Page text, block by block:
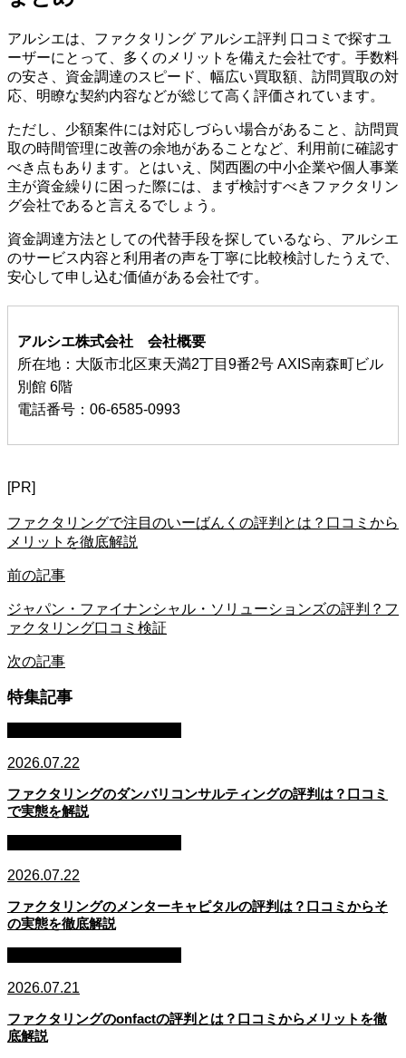
アルシエは、ファクタリング アルシエ評判 口コミで探すユ
ーザーにとって、多くのメリットを備えた会社です。手数料
の安さ、資金調達のスピード、幅広い買取額、訪問買取の対
応、明瞭な契約内容などが総じて高く評価されています。
ただし、少額案件には対応しづらい場合があること、訪問買
取の時間管理に改善の余地があることなど、利用前に確認す
べき点もあります。とはいえ、関西圏の中小企業や個人事業
主が資金繰りに困った際には、まず検討すべきファクタリン
グ会社であると言えるでしょう。
資金調達方法としての代替手段を探しているなら、アルシエ
のサービス内容と利用者の声を丁寧に比較検討したうえで、
安心して申し込む価値がある会社です。
アルシエ株式会社 会社概要
所在地：大阪市北区東天満2丁目9番2号 AXIS南森町ビル
別館 6階
電話番号：06-6585-0993
[PR]
ファクタリングで注目のいーばんくの評判とは？口コミから
メリットを徹底解説
前の記事
ジャパン・ファイナンシャル・ソリューションズの評判？フ
ァクタリング口コミ検証
次の記事
特集記事
2026.07.22
ファクタリングのダンバリコンサルティングの評判は？口コミ
で実態を解説
2026.07.22
ファクタリングのメンターキャピタルの評判は？口コミからそ
の実態を徹底解説
2026.07.21
ファクタリングのonfactの評判とは？口コミからメリットを徹
底解説